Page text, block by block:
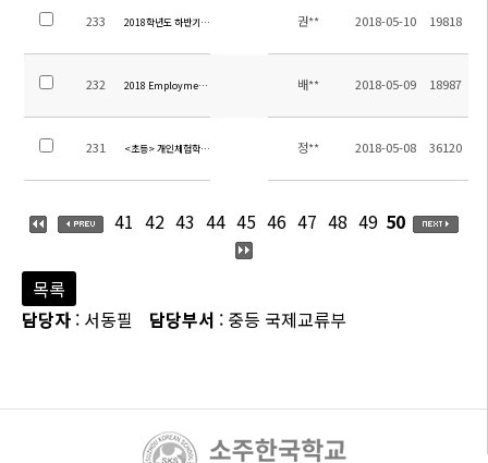
233 2018학년도 하반기 교원(유치원교사1명) 초빙 공고
권** 2018-05-10 19818
232 2018 Employment notice for EFL teacher(영어 원어민 교사 채용 공고)
배** 2018-05-09 18987
231 <초등> 개인체험학습 신청서 및 결과보고서 양식
정** 2018-05-08 36120
41 42 43 44 45 46 47 48 49 50
목록
담당자 : 서동필 담당부서 : 중등 국제교류부